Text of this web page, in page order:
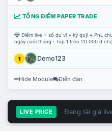
TỔNG ĐIỂM PAPER TRADE
Điểm live = số dư ví + ký quỹ + PnL
ngày cuối tháng · Top 1 trên 20.000 đ
1 Demo123
Hide Module Diễn đàn
LIVE PRICE Đang tải giá